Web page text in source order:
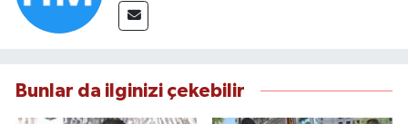
Bunlar da ilginizi çekebilir